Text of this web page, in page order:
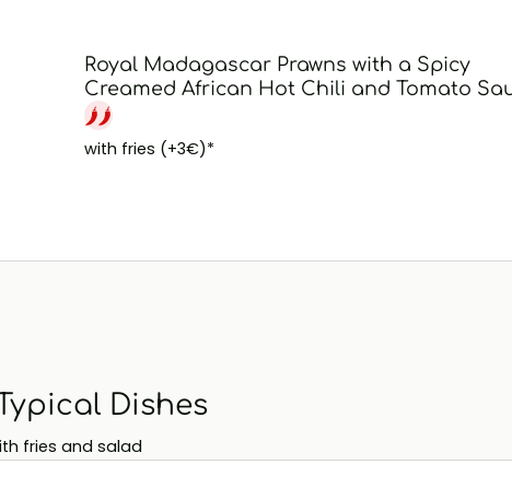
Royal Madagascar Prawns with a Spicy
Creamed African Hot Chili and Tomato
with fries (+3€)*
Dishes
fries and salad